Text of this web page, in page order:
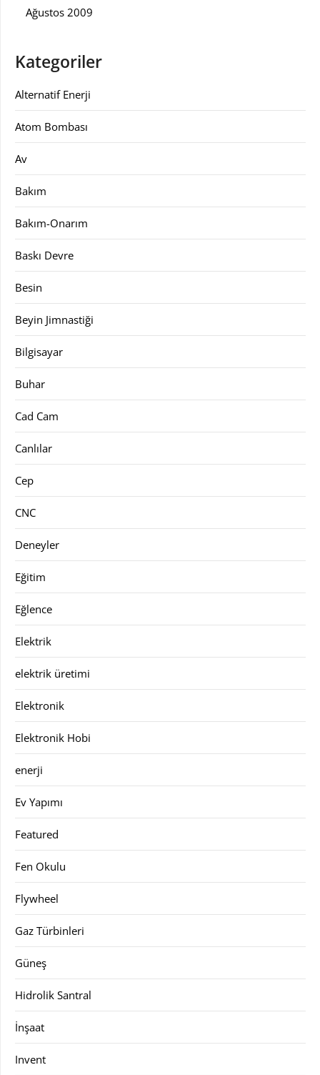
Ağustos 2009
Kategoriler
Alternatif Enerji
Atom Bombası
Av
Bakım
Bakım-Onarım
Baskı Devre
Besin
Beyin Jimnastiği
Bilgisayar
Buhar
Cad Cam
Canlılar
Cep
CNC
Deneyler
Eğitim
Eğlence
Elektrik
elektrik üretimi
Elektronik
Elektronik Hobi
enerji
Ev Yapımı
Featured
Fen Okulu
Flywheel
Gaz Türbinleri
Güneş
Hidrolik Santral
İnşaat
Invent